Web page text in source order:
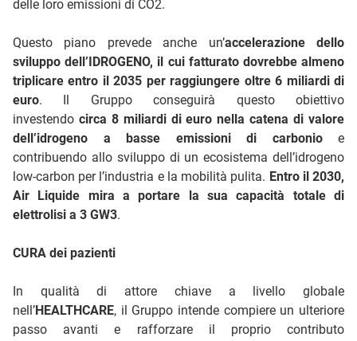
delle loro emissioni di CO2.
Questo piano prevede anche un’accelerazione dello
sviluppo dell’IDROGENO, il cui fatturato dovrebbe almeno
triplicare entro il 2035 per raggiungere oltre 6 miliardi di
euro. Il Gruppo conseguirà questo obiettivo
investendo circa 8 miliardi di euro nella catena di valore
dell’idrogeno a basse emissioni di carbonio e
contribuendo allo sviluppo di un ecosistema dell’idrogeno
low-carbon per l’industria e la mobilità pulita. Entro il 2030,
Air Liquide mira a portare la sua capacità totale di
elettrolisi a 3 GW3.
CURA dei pazienti
In qualità di attore chiave a livello globale
nell’HEALTHCARE, il Gruppo intende compiere un ulteriore
passo avanti e rafforzare il proprio contributo